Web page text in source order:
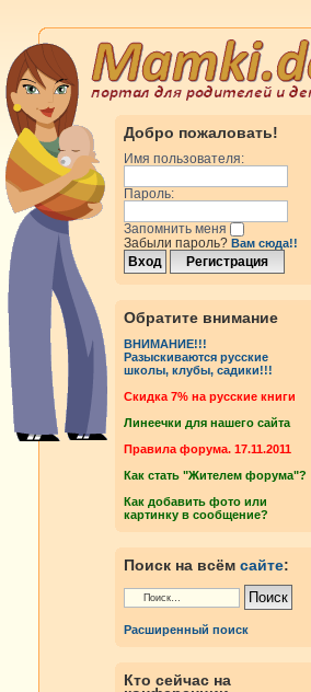
Добро пожаловать!
Имя пользователя:
Пароль:
Запомнить меня
Забыли пароль? Вам сюда!!
Обратите внимание
ВНИМАНИЕ!!!
Разыскиваются русские
школы, клубы, садики!!!
Cкидка 7% на русские книги
Линеечки для нашего сайта
Правила форума. 17.11.2011
Как стать "Жителем форума"?
Как добавить фото или
картинку в сообщение?
Поиск на всём сайте:
Расширенный поиск
Кто сейчас на